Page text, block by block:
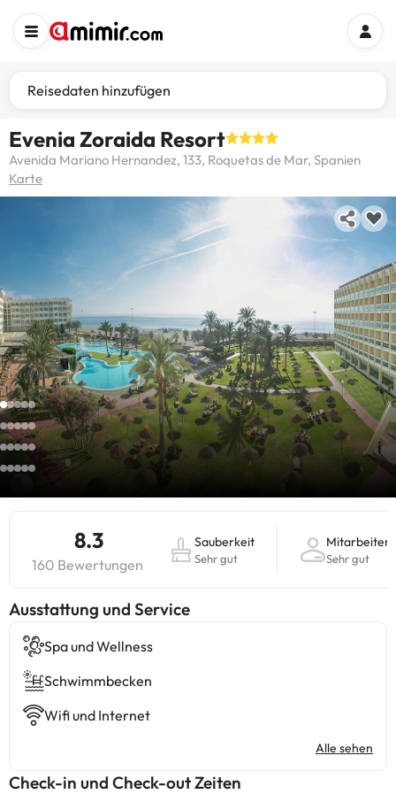
Reisedaten hinzufügen
Evenia Zoraida Resort
Avenida Mariano Hernandez, 133, Roquetas de Mar, Spanien
Karte
8.3
160 Bewertungen
Sauberkeit
Sehr gut
Mitarbeiter
Sehr gut
​Ausstattung und Service
Spa und Wellness
Schwimmbecken
Wifi und Internet
Alle sehen
Check-in und Check-out Zeiten